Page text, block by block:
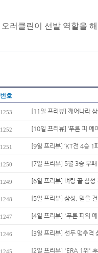
오러클린이 선발 역할을
번호
1253 [11일 프리뷰] 깨어나라
1252 [10일 프리뷰] ‘푸른 피 에
1251 [9일 프리뷰] ‘KT전 4승 1
1250 [7일 프리뷰] 5월 3승 무
1249 [6일 프리뷰] 벼랑 끝 삼
1248 [5일 프리뷰] 삼성, 믿을
1247 [4일 프리뷰] '푸른 피의
1246 [3일 프리뷰] 선두 맹추격
1245 [2일 프리뷰] 'ERA 1위'